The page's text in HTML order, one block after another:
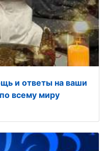
и ответы на ваши
всему миру